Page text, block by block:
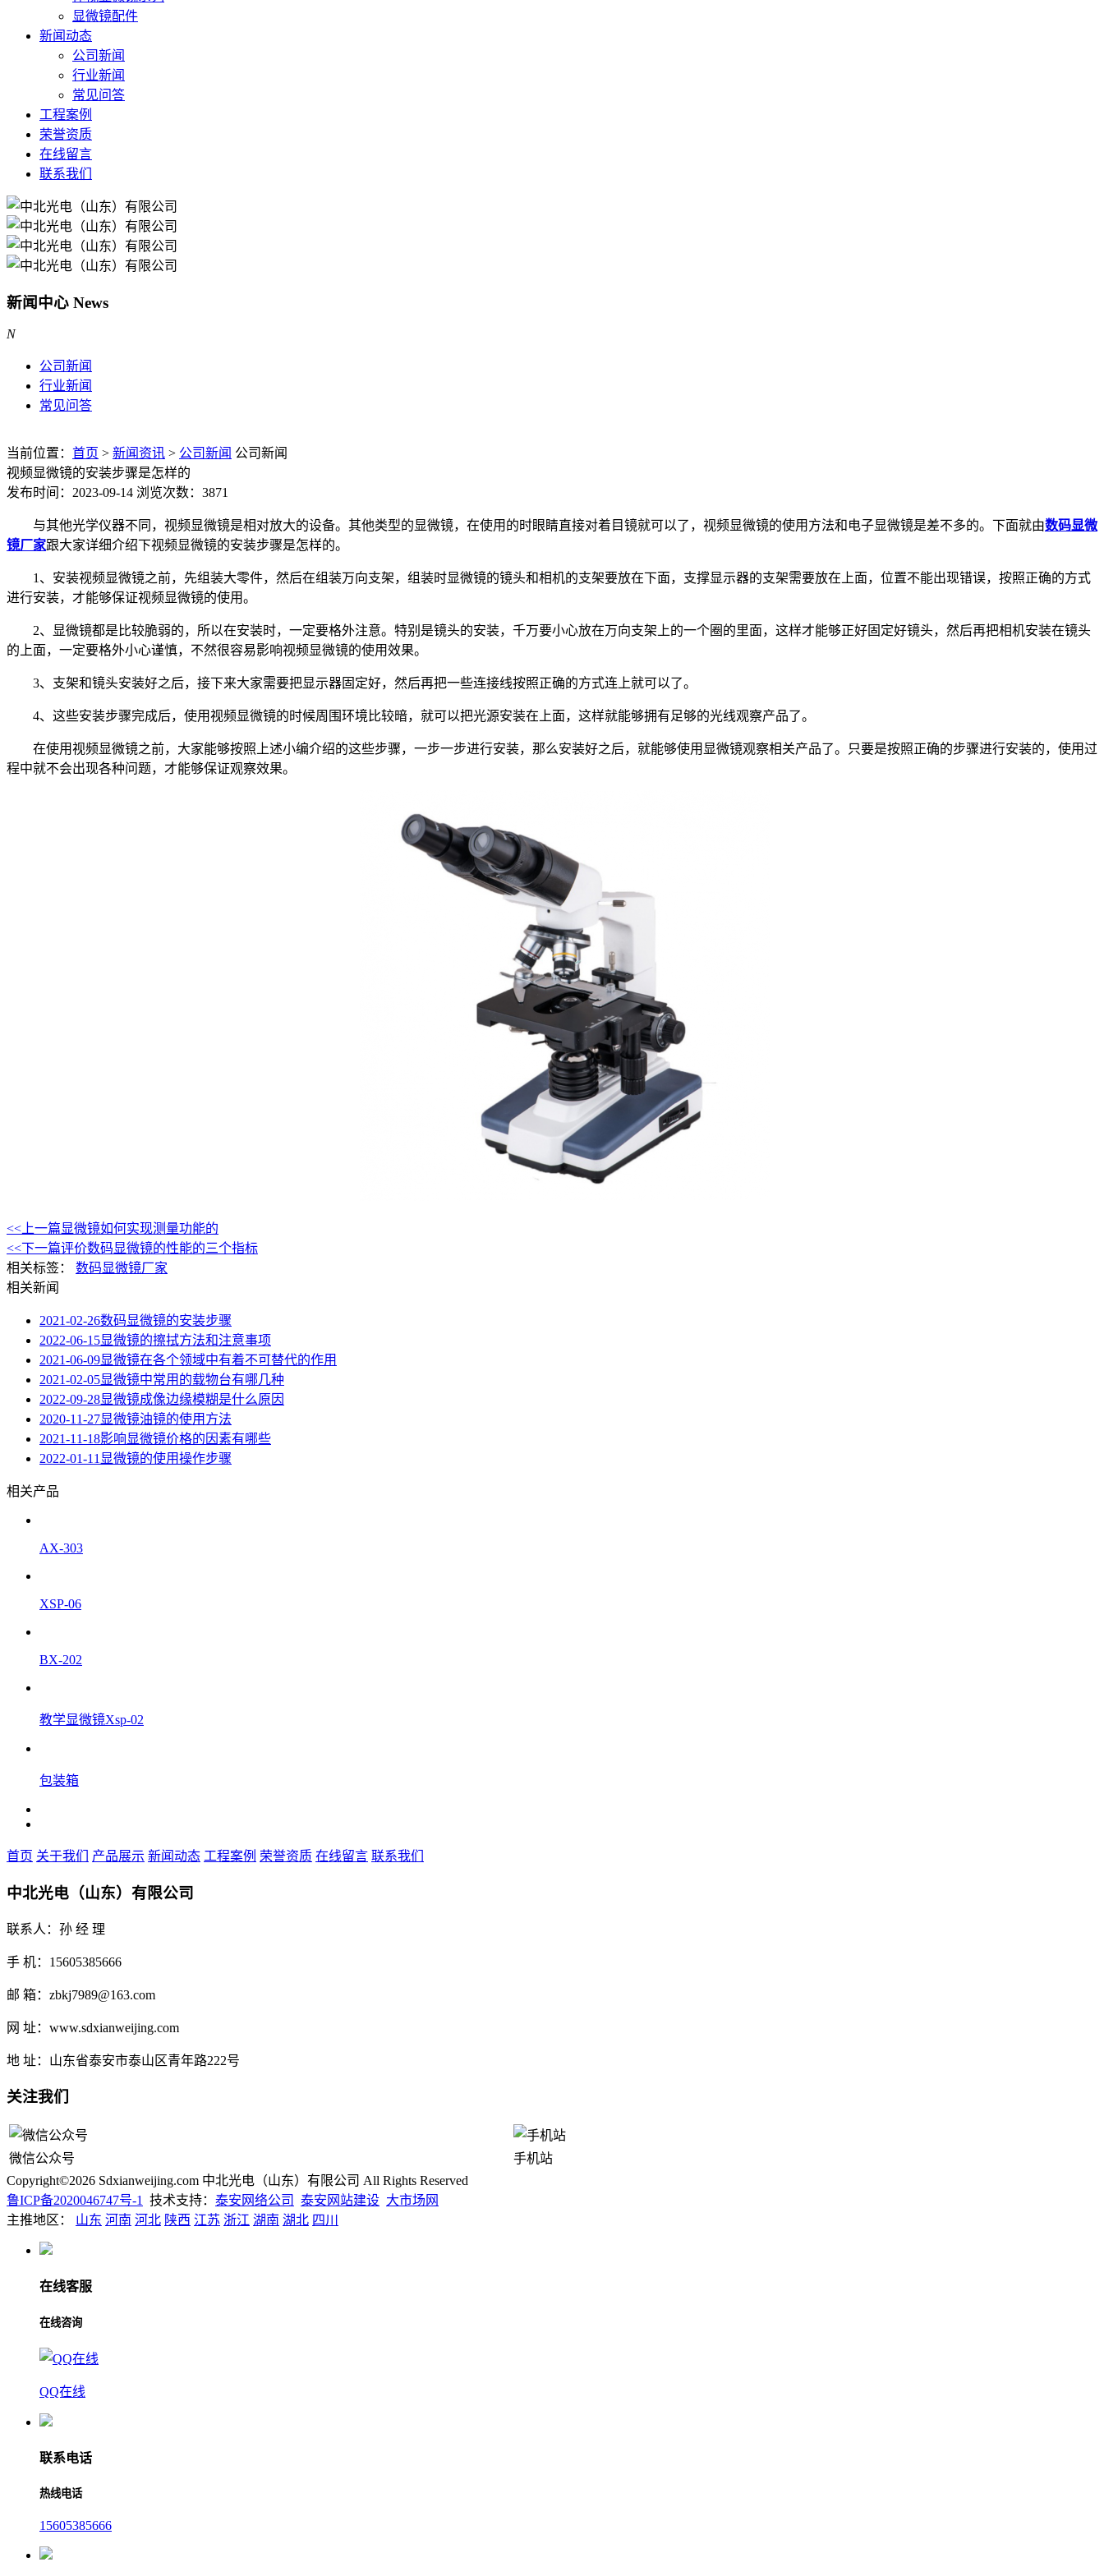
显微镜配件
新闻动态
公司新闻
行业新闻
常见问答
工程案例
荣誉资质
在线留言
联系我们
新闻中心 News
N
公司新闻
行业新闻
常见问答
当前位置： 首页 > 新闻资讯 > 公司新闻 公司新闻
视频显微镜的安装步骤是怎样的
发布时间：2023-09-14 浏览次数：3871
与其他光学仪器不同，视频显微镜是相对放大的设备。其他类型的显微镜，在使用的时眼睛直接对着目镜就可以了，视频显微镜的使用方法和电子显微镜是差不多的。下面就由数码显微
镜厂家跟大家详细介绍下视频显微镜的安装步骤是怎样的。
1、安装视频显微镜之前，先组装大零件，然后在组装万向支架，组装时显微镜的镜头和相机的支架要放在下面，支撑显示器的支架需要放在上面，位置不能出现错误，按照正确的方式
进行安装，才能够保证视频显微镜的使用。
2、显微镜都是比较脆弱的，所以在安装时，一定要格外注意。特别是镜头的安装，千万要小心放在万向支架上的一个圈的里面，这样才能够正好固定好镜头，然后再把相机安装在镜头
的上面，一定要格外小心谨慎，不然很容易影响视频显微镜的使用效果。
3、支架和镜头安装好之后，接下来大家需要把显示器固定好，然后再把一些连接线按照正确的方式连上就可以了。
4、这些安装步骤完成后，使用视频显微镜的时候周围环境比较暗，就可以把光源安装在上面，这样就能够拥有足够的光线观察产品了。
在使用视频显微镜之前，大家能够按照上述小编介绍的这些步骤，一步一步进行安装，那么安装好之后，就能够使用显微镜观察相关产品了。只要是按照正确的步骤进行安装的，使用过
程中就不会出现各种问题，才能够保证观察效果。
<<上一篇显微镜如何实现测量功能的
<<下一篇评价数码显微镜的性能的三个指标
相关标签： 数码显微镜厂家
相关新闻
2021-02-26数码显微镜的安装步骤
2022-06-15显微镜的擦拭方法和注意事项
2021-06-09显微镜在各个领域中有着不可替代的作用
2021-02-05显微镜中常用的载物台有哪几种
2022-09-28显微镜成像边缘模糊是什么原因
2020-11-27显微镜油镜的使用方法
2021-11-18影响显微镜价格的因素有哪些
2022-01-11 显微镜的使用操作步骤
相关产品
AX-303
XSP-06
BX-202
教学显微镜Xsp-02
包装箱
首页 关于我们 产品展示 新闻动态 工程案例 荣誉资质 在线留言 联系我们
中北光电（山东）有限公司
联系人：孙 经 理
手 机：15605385666
邮 箱：zbkj7989@163.com
网 址：www.sdxianweijing.com
地 址：山东省泰安市泰山区青年路222号
关注我们
微信公众号
手机站
Copyright©2026 Sdxianweijing.com 中北光电（山东）有限公司 All Rights Reserved
鲁ICP备2020046747号-1
技术支持： 泰安网络公司 泰安网站建设 大市场网
主推地区： 山东 河南 河北 陕西 江苏 浙江 湖南 湖北 四川
在线客服
在线咨询
QQ在线
联系电话
热线电话
15605385666